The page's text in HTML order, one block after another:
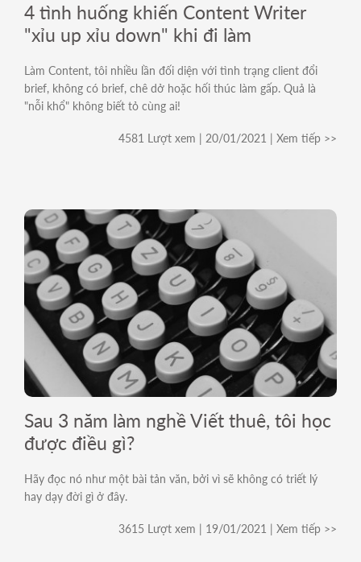
4 tình huống khiến Content Writer
"xỉu up xỉu down" khi đi làm
Làm Content, tôi nhiều lần đối diện với tình trạng client đổi
brief, không có brief, chê dở hoặc hối thúc làm gấp. Quả là
"nỗi khổ" không biết tỏ cùng ai!
4581 Lượt xem | 20/01/2021 | Xem tiếp >>
Sau 3 năm làm nghề Viết thuê, tôi học
được điều gì?
Hãy đọc nó như một bài tản văn, bởi vì sẽ không có triết lý
hay dạy đời gì ở đây.
3615 Lượt xem | 19/01/2021 | Xem tiếp >>